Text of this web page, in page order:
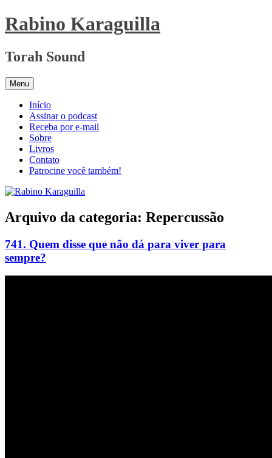
Pular
para
conteúdo
Rabino Karaguilla
Torah Sound
Menu
Início
Assinar o podcast
Receba por e-mail
Sobre
Livros
Contato
Patrocine você também!
Arquivo da categoria: Repercussão
741. Quem disse que não dá para viver para
sempre?